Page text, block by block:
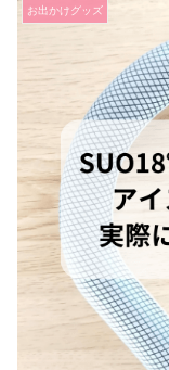
お出かけグッズ